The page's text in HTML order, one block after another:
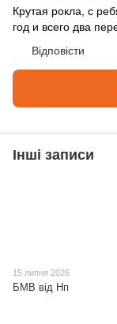
Крутая рокла, с
год и всего два
Відповісти
Інші записи
15 липня 2026
БМВ від Нп